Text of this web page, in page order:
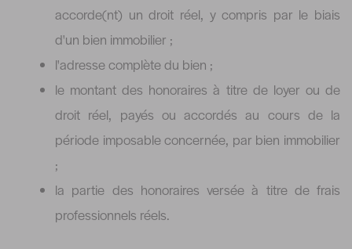
accorde(nt) un droit réel, y compris par le biais
d'un bien immobilier ;
l'adresse complète du bien ;
le montant des honoraires à titre de loyer ou de
droit réel, payés ou accordés au cours de la
période imposable concernée, par bien immobilier
;
la partie des honoraires versée à titre de frais
professionnels réels.